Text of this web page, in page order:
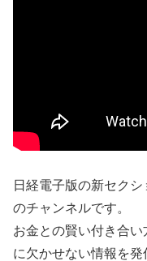
日経電子版の新セクシ
のチャンネルです。
お金との賢い付き合
に欠かせない情報を発